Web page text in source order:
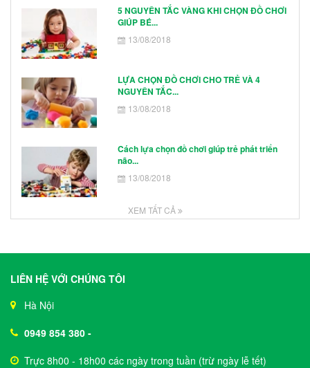
5 NGUYÊN TẮC VÀNG KHI CHỌN ĐỒ CHƠI
GIÚP BÉ...
13/08/2018
LỰA CHỌN ĐỒ CHƠI CHO TRẺ VÀ 4
NGUYÊN TẮC...
13/08/2018
Cách lựa chọn đồ chơi giúp trẻ phát triển
não...
13/08/2018
XEM TẤT CẢ
LIÊN HỆ VỚI CHÚNG TÔI
Hà Nội
0949 854 380 -
Trực 8h00 - 18h00 các ngày trong tuần (trừ ngày lễ tết)